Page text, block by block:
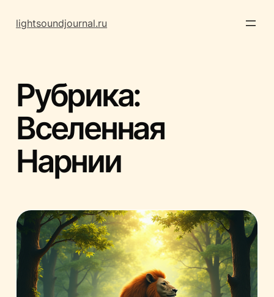
содержимому
lightsoundjournal.ru
Рубрика:
Вселенная
Нарнии